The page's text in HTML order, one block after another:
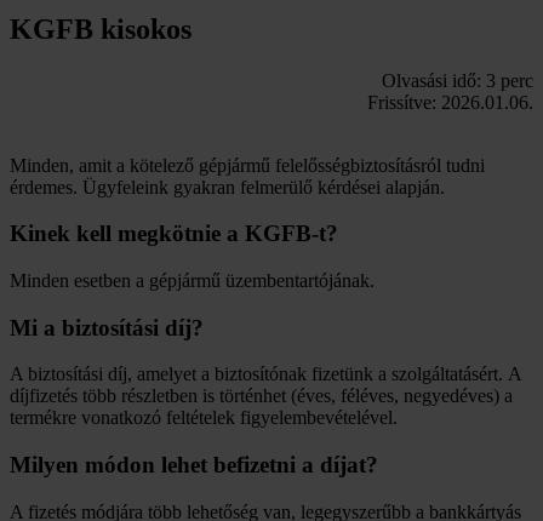
KGFB kisokos
Olvasási idő: 3 perc
Frissítve: 2026.01.06.
Minden, amit a kötelező gépjármű felelősségbiztosításról tudni
érdemes. Ügyfeleink gyakran felmerülő kérdései alapján.
Kinek kell megkötnie a KGFB-t?
Minden esetben a gépjármű üzembentartójának.
Mi a biztosítási díj?
A biztosítási díj, amelyet a biztosítónak fizetünk a szolgáltatásért. A
díjfizetés több részletben is történhet (éves, féléves, negyedéves) a
termékre vonatkozó feltételek figyelembevételével.
Milyen módon lehet befizetni a díjat?
A fizetés módjára több lehetőség van, legegyszerűbb a bankkártyás